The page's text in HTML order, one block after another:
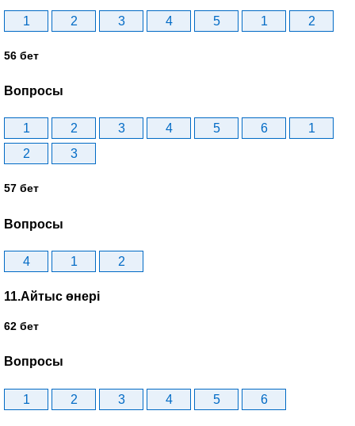
1 2 3 4 5 1 2
56 бет
Вопросы
1 2 3 4 5 6
1
2
3
57 бет
Вопросы
4 1 2
11.Айтыс өнері
62 бет
Вопросы
1 2 3 4 5 6